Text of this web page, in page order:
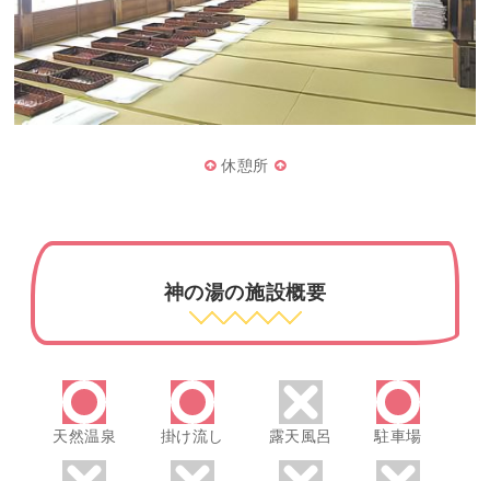
休憩所
神の湯の施設概要
天然温泉 掛け流し 露天風呂 駐車場